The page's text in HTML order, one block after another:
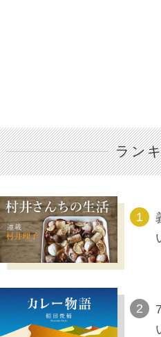
ラン